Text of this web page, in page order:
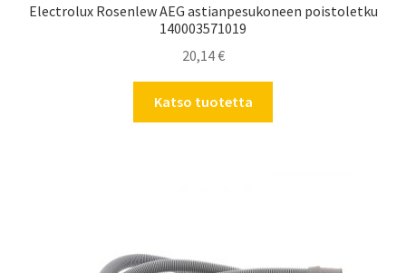
Electrolux Rosenlew AEG astianpesukoneen poistoletku
140003571019
20,14€
Katso tuotetta